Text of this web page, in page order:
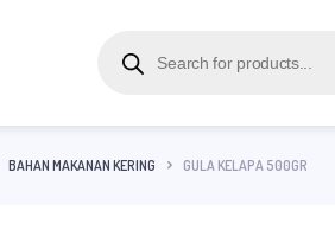
BAHAN MAKANAN KERING GULA KELAPA 500GR